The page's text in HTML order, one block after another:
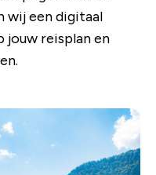
wij een digitaal
jouw reisplan en